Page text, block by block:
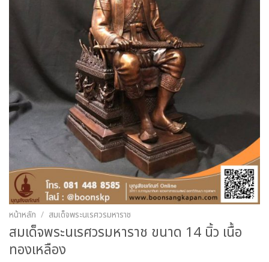
หน้าหลัก / สมเด็จพระนเรศวรมหาราช
สมเด็จพระนเรศวรมหาราช ขนาด 14 นิ้ว เนื้อ
ทองเหลือง